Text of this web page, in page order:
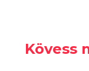
Kövess